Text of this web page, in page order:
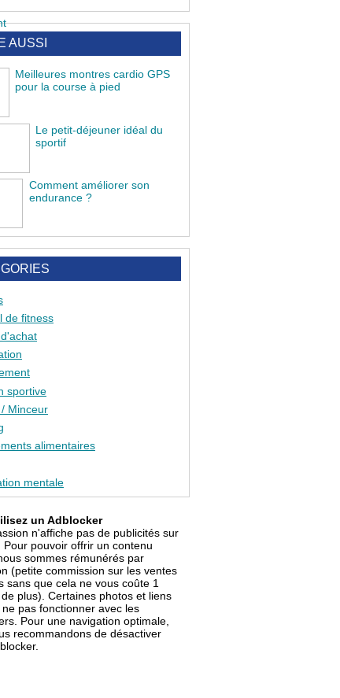
AUSSI
Meilleures montres cardio GPS
pour la course à pied
Le petit-déjeuner idéal du
sportif
Comment améliorer son
endurance ?
de fitness
sportive
Minceur
alimentaires
mentale
un Adblocker
n'affiche pas de publicités sur
Pour pouvoir offrir un contenu
sommes rémunérés par
(petite commission sur les ventes
sans que cela ne vous coûte 1
plus). Certaines photos et liens
ne pas fonctionner avec les
Pour une navigation optimale,
recommandons de désactiver